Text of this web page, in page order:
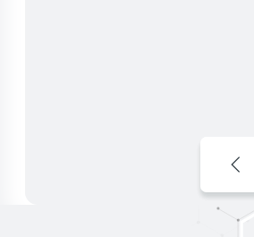
российская компания, которая занимается
научно-практической поддержкой